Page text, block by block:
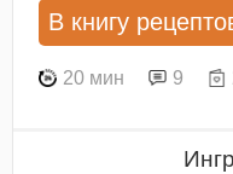
В книгу
20 мин 9